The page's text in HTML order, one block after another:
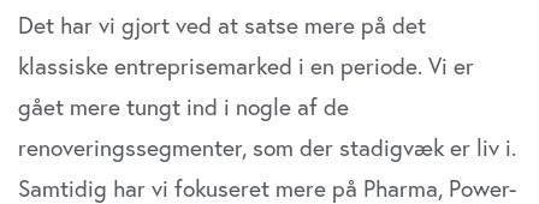
Det har vi gjort ved at satse mere på det
klassiske entreprisemarked i en periode. Vi er
gået mere tungt ind i nogle af de
renoveringssegmenter, som der stadigvæk er liv i.
Samtidig har vi fokuseret mere på Pharma, Power-